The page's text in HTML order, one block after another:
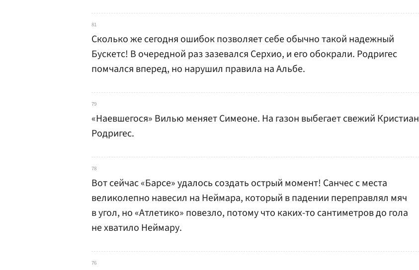
81
Сколько же сегодня ошибок позволяет себе обычно такой надежный
Бускетс! В очередной раз зазевался Серхио, и его обокрали. Родригес
помчался вперед, но нарушил правила на Альбе.
79
«Наевшегося» Вилью меняет Симеоне. На газон выбегает свежий Кристиан
Родригес.
78
Вот сейчас «Барсе» удалось создать острый момент! Санчес с места
великолепно навесил на Неймара, который в падении переправлял мяч
в угол, но «Атлетико» повезло, потому что каких-то сантиметров до гола
не хватило Неймару.
76